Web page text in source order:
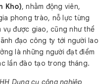
Kho), nhằm động viên,
phong trào, nỗ lực từng
vụ được giao, cũng như thể
đạo công ty tới người lao
là những người đạt điểm
lần đào tạo trong tháng.
Dụng cụ công nghiệp